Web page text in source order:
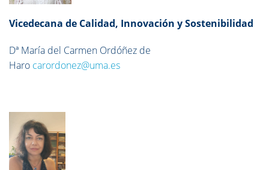
Vicedecana de Calidad, Innovación y Sostenibilidad
Dª María del Carmen Ordóñez de
Haro carordonez@uma.es